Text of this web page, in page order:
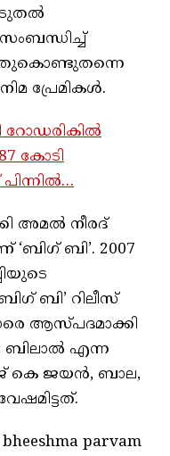
അതുകൊണ്ടുതന്നെ
പ്രേമികൾ.
റോഡരികിൽ
കോടി
അമൽ നീരദ്
ബി’. 2007
ബി’ റിലീസ്
ആസ്പദമാക്കി
ബിലാൽ എന്ന
കെ ജയൻ, ബാല,
parvam